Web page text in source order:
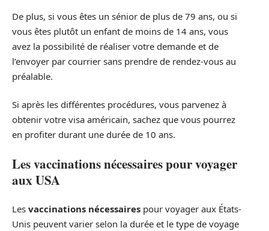
De plus, si vous êtes un sénior de plus de 79 ans, ou si
vous êtes plutôt un enfant de moins de 14 ans, vous
avez la possibilité de réaliser votre demande et de
l’envoyer par courrier sans prendre de rendez-vous au
préalable.
Si après les différentes procédures, vous parvenez à
obtenir votre visa américain, sachez que vous pourrez
en profiter durant une durée de 10 ans.
Les vaccinations nécessaires pour voyager
aux USA
Les vaccinations nécessaires pour voyager aux États-
Unis peuvent varier selon la durée et le type de voyage